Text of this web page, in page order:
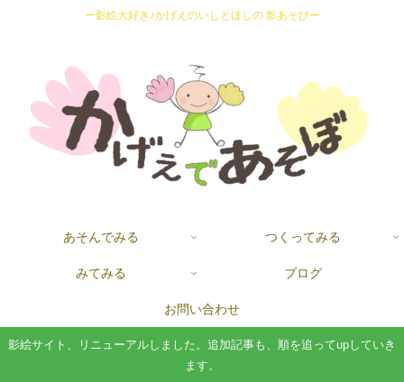
ー影絵大好き♪かげえのいしとほしの 影あそびー
あそんでみる つくってみる
みてみる ブログ
お問い合わせ
影絵サイト、リニューアルしました。追加記事も、順を追ってupしていき
ます。